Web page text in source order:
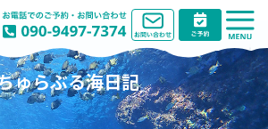
ゅらぶる海日記